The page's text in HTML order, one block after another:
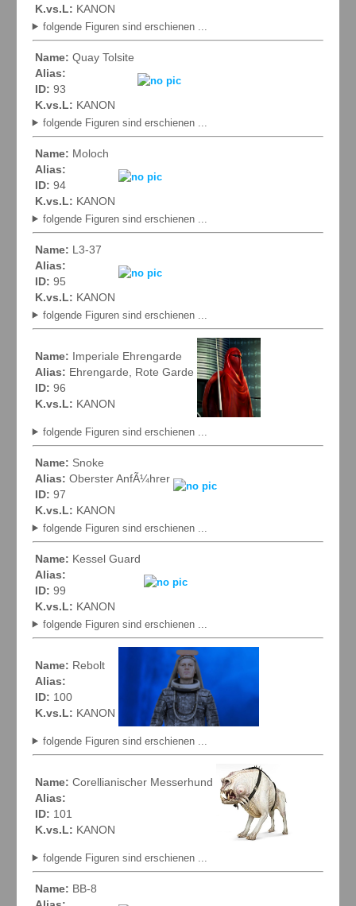
K.vs.L: KANON
folgende Figuren sind erschienen ...
Name: Quay Tolsite
Alias:
ID: 93
K.vs.L: KANON
folgende Figuren sind erschienen ...
Name: Moloch
Alias:
ID: 94
K.vs.L: KANON
folgende Figuren sind erschienen ...
Name: L3-37
Alias:
ID: 95
K.vs.L: KANON
folgende Figuren sind erschienen ...
Name: Imperiale Ehrengarde
Alias: Ehrengarde, Rote Garde
ID: 96
K.vs.L: KANON
folgende Figuren sind erschienen ...
Name: Snoke
Alias: Oberster AnfÃ¼hrer
ID: 97
K.vs.L: KANON
folgende Figuren sind erschienen ...
Name: Kessel Guard
Alias:
ID: 99
K.vs.L: KANON
folgende Figuren sind erschienen ...
Name: Rebolt
Alias:
ID: 100
K.vs.L: KANON
folgende Figuren sind erschienen ...
Name: Corellianischer Messerhund
Alias:
ID: 101
K.vs.L: KANON
folgende Figuren sind erschienen ...
Name: BB-8